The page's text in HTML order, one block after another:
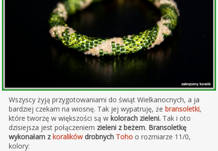
Wszyscy żyją przygotowaniami do świąt Wielkanocnych, a ja
bardziej czekam na wiosnę. Tak jej wypatruję, że bransoletki,
które tworzę w większości są w kolorach zieleni.Tak i oto
dzisiejsza jest połączeniem zieleni z beżem. Bransoletkę
wykonałam zkoralikówdrobnych Tohoo rozmiarze 11/0,
kolory: